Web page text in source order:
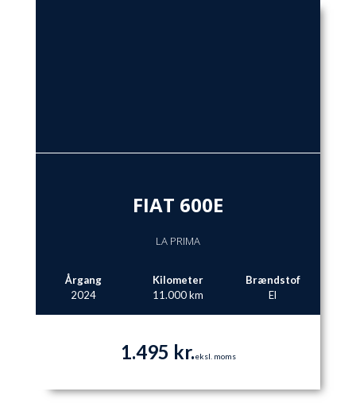
FIAT 600E
LA PRIMA
Årgang
2024
Kilometer
11.000 km
Brændstof
El
1.495 kr.eksl. moms